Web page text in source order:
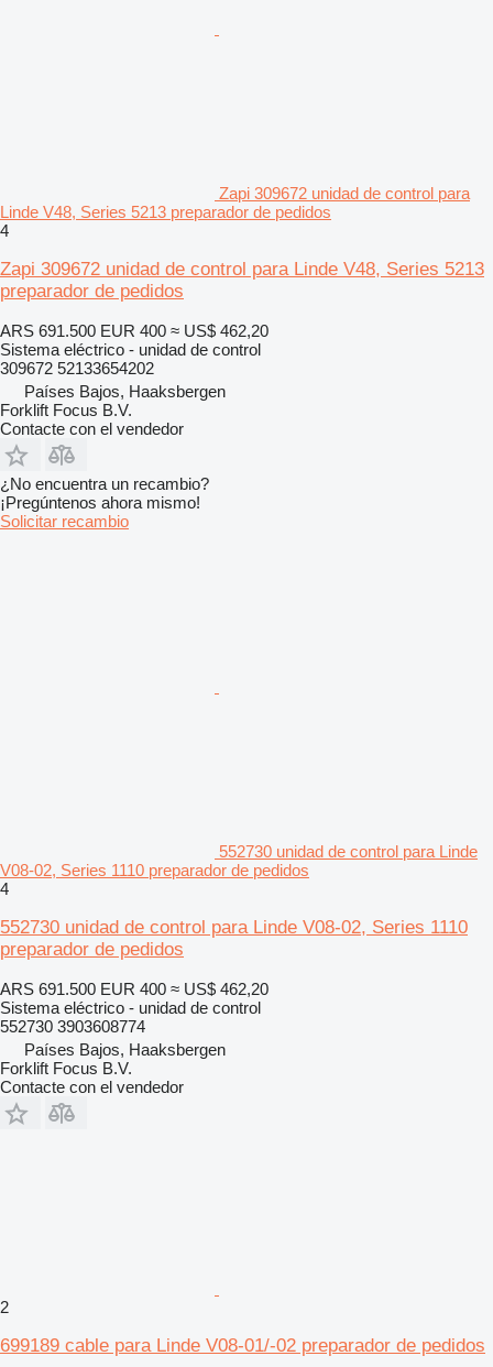
Zapi 309672 unidad de control para
Linde V48, Series 5213 preparador de pedidos
4
Zapi 309672 unidad de control para Linde V48, Series 5213
preparador de pedidos
ARS 691.500 EUR 400 ≈ US$ 462,20
Sistema eléctrico - unidad de control
309672 52133654202
Países Bajos, Haaksbergen
Forklift Focus B.V.
Contacte con el vendedor
¿No encuentra un recambio?
¡Pregúntenos ahora mismo!
Solicitar recambio
552730 unidad de control para Linde
V08-02, Series 1110 preparador de pedidos
4
552730 unidad de control para Linde V08-02, Series 1110
preparador de pedidos
ARS 691.500 EUR 400 ≈ US$ 462,20
Sistema eléctrico - unidad de control
552730 3903608774
Países Bajos, Haaksbergen
Forklift Focus B.V.
Contacte con el vendedor
2
699189 cable para Linde V08-01/-02 preparador de pedidos